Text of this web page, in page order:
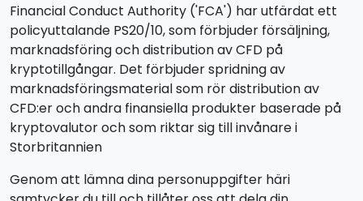
Financial Conduct Authority ('FCA') har utfärdat ett
policyuttalande PS20/10, som förbjuder försäljning,
marknadsföring och distribution av CFD på
kryptotillgångar. Det förbjuder spridning av
marknadsföringsmaterial som rör distribution av
CFD:er och andra finansiella produkter baserade på
kryptovalutor och som riktar sig till invånare i
Storbritannien
Genom att lämna dina personuppgifter häri